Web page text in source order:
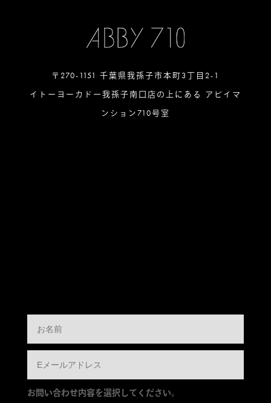
〒270-1151 千葉県我孫子市本町3丁目2-1
イトーヨーカドー我孫子南口店の上にある アビイマ
ンション710号室
お問い合わせ内容を選択してください。